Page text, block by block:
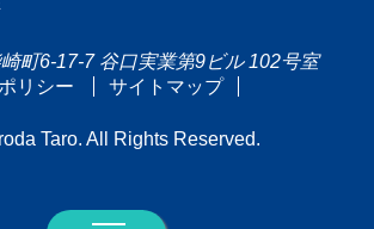
町6-17-7 谷口実業第9ビル 102号室
リシー
サイトマップ
Taro. All Rights Reserved.